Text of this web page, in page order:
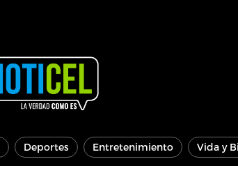
Deportes Entretenimiento Vida y